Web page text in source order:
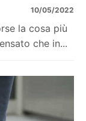
10/05/2022
la cosa più
che in...